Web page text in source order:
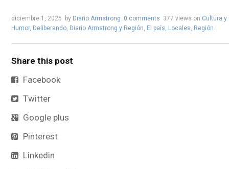
diciembre 1, 2025 by Diario Armstrong 0 comments 377 views on Cultura y
Humor, Deliberando, Diario Armstrong y Región, El país, Locales, Región
Share this post
Facebook
Twitter
Google plus
Pinterest
Linkedin